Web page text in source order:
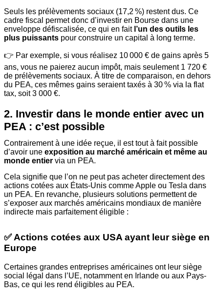
Seuls les prélèvements sociaux (17,2 %) restent dus. Ce
cadre fiscal permet donc d’investir en Bourse dans une
enveloppe défiscalisée, ce qui en faitl’un des outils les
plus puissants pour construire un capital à long terme.
👉 Par exemple, si vous réalisez 10 000 € de gains après 5
ans, vous ne paierez aucun impôt, mais seulement 1 720 €
de prélèvements sociaux. À titre de comparaison, en dehors
du PEA, ces mêmes gains seraient taxés à 30 % via la flat
tax, soit 3 000 €.
2. Investir dans le monde entier avec un
PEA : c’est possible
Contrairement à une idée reçue, il est tout à fait possible
d’avoir une exposition au marché américain et même au
monde entier via un PEA.
Cela signifie que l’on ne peut pas acheter directement des
actions cotées aux États-Unis comme Apple ou Tesla dans
un PEA. En revanche, plusieurs solutions permettent de
s’exposer aux marchés américains mondiaux de manière
indirecte mais parfaitement éligible :
✅ Actions cotées aux USA ayant leur siège en
Europe
Certaines grandes entreprises américaines ont leur siège
social légal dans l’UE, notamment en Irlande ou aux Pays-
Bas, ce qui les rend éligibles au PEA.